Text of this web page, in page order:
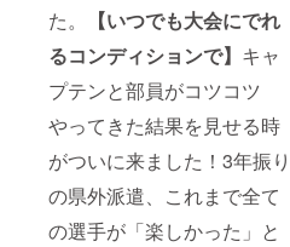
た。
【いつでも大会にでれ
るコンディションで】 キャ
プテンと部員がコツコツ
やってきた結果を見せる時
がついに来ました！3年振り
の県外派遣、これまで全て
の選手が「楽しかった」と